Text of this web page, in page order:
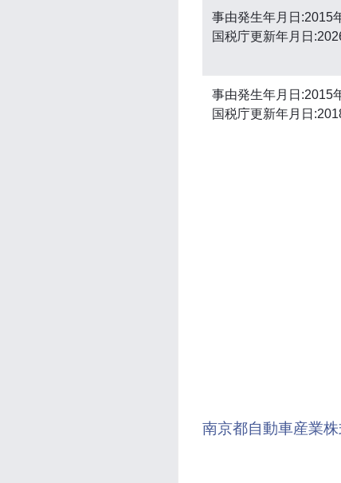
事由発生年月日:2015
国税庁更新年月日
事由発生年月日:2015
国税庁更新年月日
南京都自動車産業